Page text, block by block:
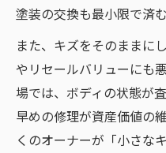
塗装の交換も最小限で済
また、キズをそのままに
やリセールバリューにも
場では、ボディの状態が
早めの修理が資産価値の
くのオーナーが「小さな